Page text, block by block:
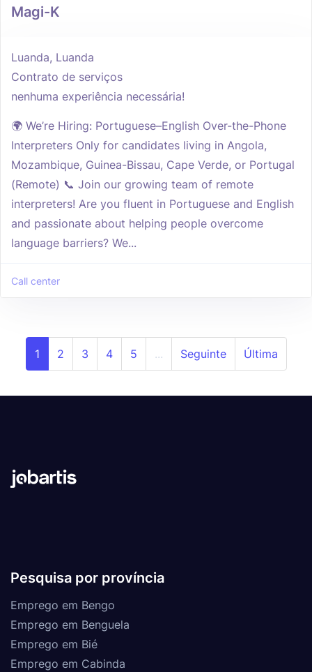
Magi-K
Luanda, Luanda
Contrato de serviços
nenhuma experiência necessária!
🌍 We’re Hiring: Portuguese–English Over-the-Phone
Interpreters Only for candidates living in Angola,
Mozambique, Guinea-Bissau, Cape Verde, or Portugal
(Remote) 📞 Join our growing team of remote
interpreters! Are you fluent in Portuguese and English
and passionate about helping people overcome
language barriers? We...
Call center
1 2 3 4 5 ... Seguinte Última
Pesquisa por província
Emprego em Bengo
Emprego em Benguela
Emprego em Bié
Emprego em Cabinda